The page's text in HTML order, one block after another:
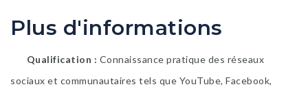
Plus d'informations
Qualification
Connaissance pratique des réseaux
sociaux et communautaires tels que YouTube, Facebook,